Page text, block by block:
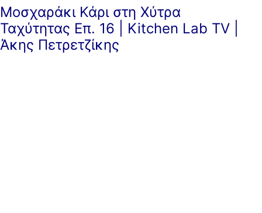
Μοσχαράκι Κάρι στη Χύτρα
Ταχύτητας Επ. 16 | Kitchen Lab TV |
Άκης Πετρετζίκης